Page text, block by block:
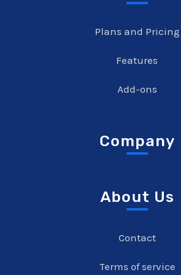
Plans and Pricing
Features
Add-ons
Company
About Us
Contact
Terms of service